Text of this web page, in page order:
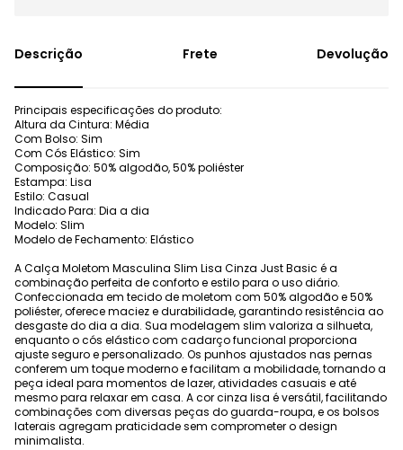
Frete Devolução
Principais especificações do produto:
Altura da Cintura: Média
Com Bolso: Sim
Com Cós Elástico: Sim
Composição: 50% algodão, 50% poliéster
Estampa: Lisa
Estilo: Casual
Indicado Para: Dia a dia
Modelo: Slim
Modelo de Fechamento: Elástico
A Calça Moletom Masculina Slim Lisa Cinza Just Basic é a
combinação perfeita de conforto e estilo para o uso diário.
Confeccionada em tecido de moletom com 50% algodão e 50%
poliéster, oferece maciez e durabilidade, garantindo resistência ao
desgaste do dia a dia. Sua modelagem slim valoriza a silhueta,
enquanto o cós elástico com cadarço funcional proporciona
ajuste seguro e personalizado. Os punhos ajustados nas pernas
conferem um toque moderno e facilitam a mobilidade, tornando a
peça ideal para momentos de lazer, atividades casuais e até
mesmo para relaxar em casa. A cor cinza lisa é versátil, facilitando
combinações com diversas peças do guarda-roupa, e os bolsos
laterais agregam praticidade sem comprometer o design
minimalista.